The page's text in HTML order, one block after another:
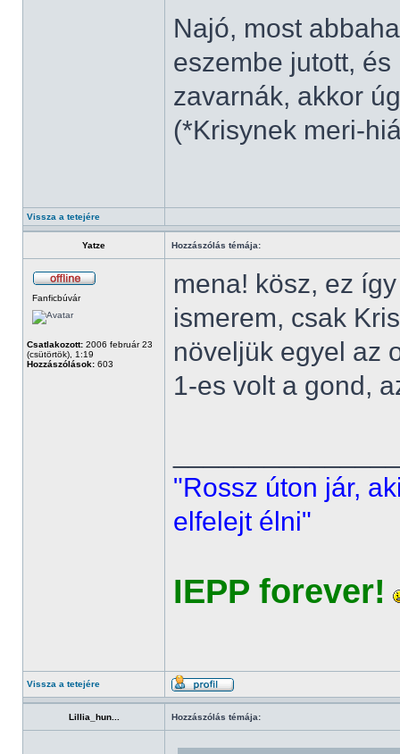
Najó, most
eszembe jutott,
zavarnák, akkor
(*Krisynek meri-
Vissza a tetejére
Yatze Hozzászólás témája:
Fanficbúvár
Csatlakozott: 2006 február 23
(csütörtök), 1:19
Hozzászólások: 603
mena! kösz, ez
ismerem, csak
növeljük egyel az
1-es volt a gond,
"Rossz úton jár,
elfelejt élni"
IEPP forever!
Vissza a tetejére
Lillia_hun... Hozzászólás témája: